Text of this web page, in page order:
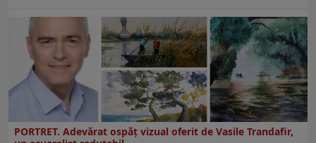
PORTRET. Adevărat ospăț vizual oferit de Vasile Trandafir,